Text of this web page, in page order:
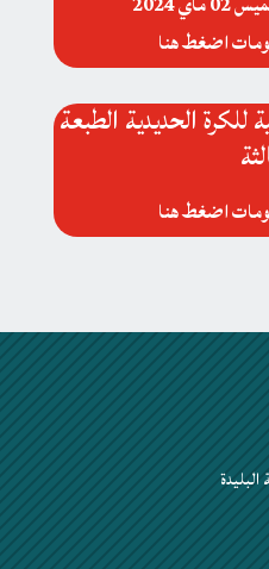
اضغط هنا
للكرة الحديدية الطبعة
اضغط هنا